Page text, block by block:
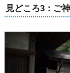
見どころ3：ご